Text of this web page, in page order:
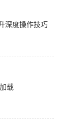
深度操作技巧
载